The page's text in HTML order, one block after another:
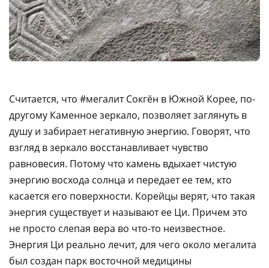
Считается, что #мегалит Сокгён в Южной Корее, по-
другому Каменное зеркало, позволяет заглянуть в
душу и забирает негативную энергию. Говорят, что
взгляд в зеркало восстанавливает чувство
равновесия. Потому что камень вдыхает чистую
энергию восхода солнца и передает ее тем, кто
касается его поверхности. Корейцы верят, что такая
энергия существует и называют ее Ци. Причем это
не просто слепая вера во что-то неизвестное.
Энергия Ци реально лечит, для чего около мегалита
был создан парк восточной медицины